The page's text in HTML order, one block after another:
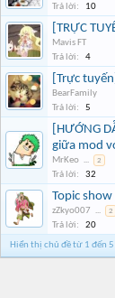
Trả lời:
10
[TRỰC
Mavis FT
Trả lời:
4
[Trực
BearFamily
Trả lời:
5
[HƯỚNG
giữa mod
MrKeo ... 2
Trả lời: 32
Topic
zZkyo007 ... 2
Trả lời: 20
Hiển thị chủ đề từ 1 đến 5